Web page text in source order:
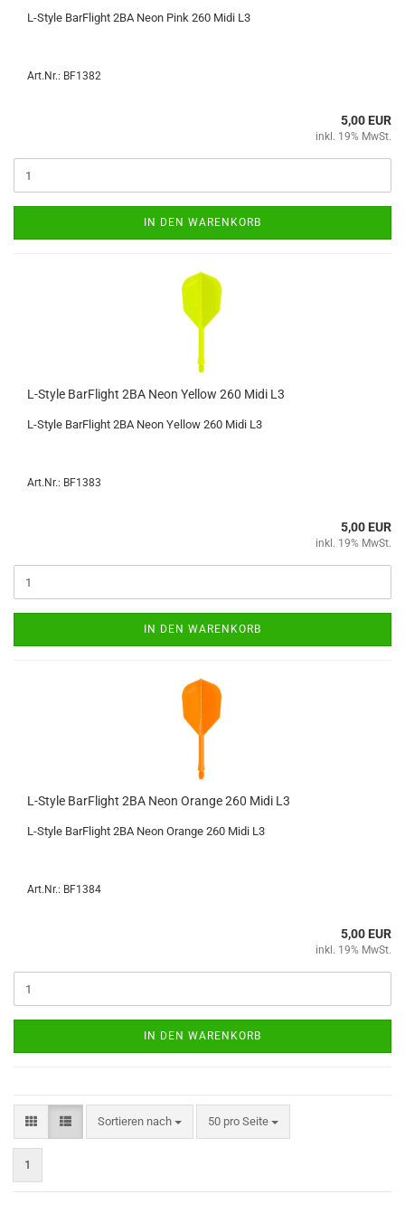
L-​Style Bar­F­light 2BA Neon Pink 260 Midi L3
Art.Nr.: BF1382
5,00 EUR
inkl. 19% MwSt.
IN DEN WARENKORB
L-​Style Bar­F­light 2BA Neon Yellow 260 Midi L3
L-​Style Bar­F­light 2BA Neon Yellow 260 Midi L3
Art.Nr.: BF1383
5,00 EUR
inkl. 19% MwSt.
IN DEN WARENKORB
L-​Style Bar­F­light 2BA Neon Oran­ge 260 Midi L3
L-​Style Bar­F­light 2BA Neon Oran­ge 260 Midi L3
Art.Nr.: BF1384
5,00 EUR
inkl. 19% MwSt.
IN DEN WARENKORB
Sortieren nach
Sortieren nach 50 pro Seite
pro Seite
1